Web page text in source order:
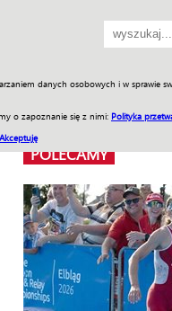
danych osobowych i w sprawie
o zapoznanie się z nimi: Polityka
Akceptuję
SKLEP Jednodniówki
POLECAMY